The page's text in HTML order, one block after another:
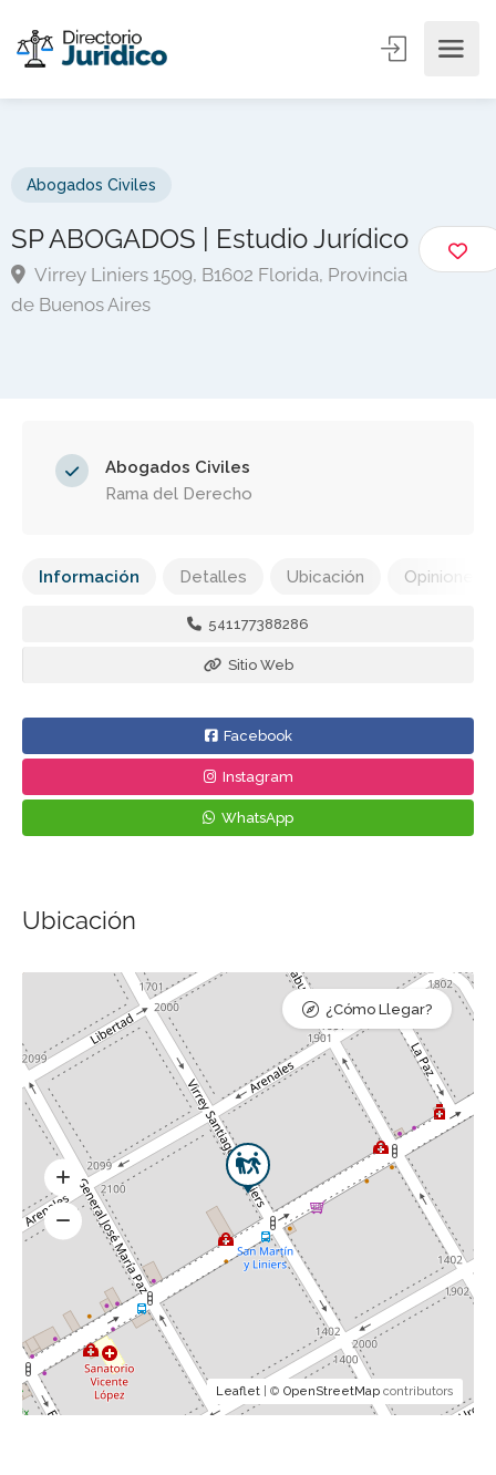
Abogados Civiles
SP ABOGADOS | Estudio Jurídico
Virrey Liniers 1509, B1602 Florida, Provincia
de Buenos Aires
Abogados Civiles
Rama del Derecho
Información Detalles Ubicación Opiniones
541177388286
Sitio Web
Facebook
Instagram
WhatsApp
Ubicación
Leaflet | © OpenStreetMap contributors
¿Cómo Llegar?